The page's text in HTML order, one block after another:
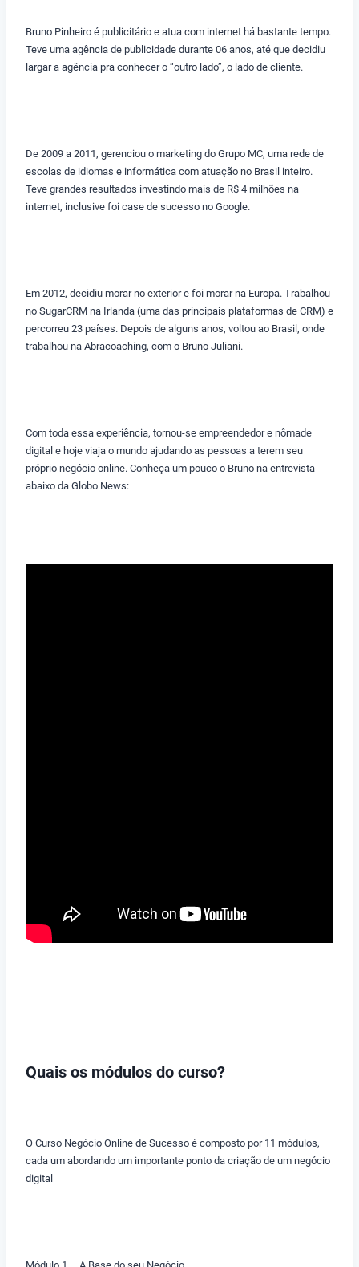
Bruno Pinheiro é publicitário e atua com internet há bastante tempo.
Teve uma agência de publicidade durante 06 anos, até que decidiu
largar a agência pra conhecer o “outro lado”, o lado de cliente.
De 2009 a 2011, gerenciou o marketing do Grupo MC, uma rede de
escolas de idiomas e informática com atuação no Brasil inteiro.
Teve grandes resultados investindo mais de R$ 4 milhões na
internet, inclusive foi case de sucesso no Google.
Em 2012, decidiu morar no exterior e foi morar na Europa. Trabalhou
no SugarCRM na Irlanda (uma das principais plataformas de CRM) e
percorreu 23 países. Depois de alguns anos, voltou ao Brasil, onde
trabalhou na Abracoaching, com o Bruno Juliani.
Com toda essa experiência, tornou-se empreendedor e nômade
digital e hoje viaja o mundo ajudando as pessoas a terem seu
próprio negócio online. Conheça um pouco o Bruno na entrevista
abaixo da Globo News:
Quais os módulos do curso?
O Curso Negócio Online de Sucesso é composto por 11 módulos,
cada um abordando um importante ponto da criação de um negócio
digital